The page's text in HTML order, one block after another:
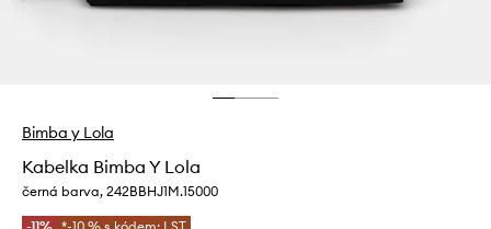
Bimba y Lola
Kabelka Bimba Y Lola
černá barva, 242BBHJ1M.15000